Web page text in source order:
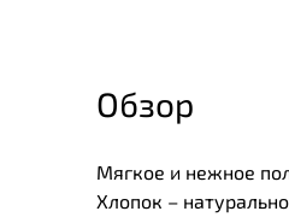
Обзор
Мягкое и нежное
Хлопок –